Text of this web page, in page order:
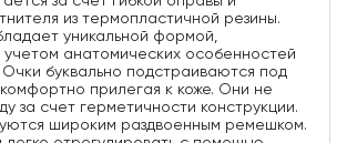
из термопластичной резины.
уникальной формой,
анатомических особенностей
Очки буквально подстраиваются под
прилегая к коже. Они не
за счет герметичности конструкции.
широким раздвоенным ремешком.